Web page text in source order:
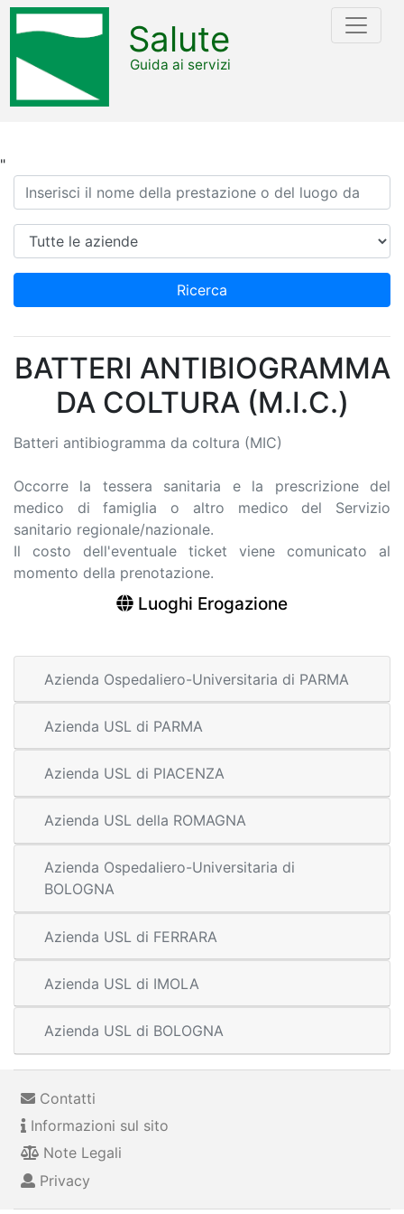
"
Salute
Guida ai servizi
Ricerca
Azienda
Ricerca
BATTERI ANTIBIOGRAMMA
DA COLTURA (M.I.C.)
Batteri antibiogramma da coltura (MIC)
Occorre la tessera sanitaria e la prescrizione del
medico di famiglia o altro medico del Servizio
sanitario regionale/nazionale.
Il costo dell'eventuale ticket viene comunicato al
momento della prenotazione.
Luoghi Erogazione
Azienda Ospedaliero-Universitaria di PARMA
Azienda USL di PARMA
Azienda USL di PIACENZA
Azienda USL della ROMAGNA
Azienda Ospedaliero-Universitaria di
BOLOGNA
Azienda USL di FERRARA
Azienda USL di IMOLA
Azienda USL di BOLOGNA
Contatti
Informazioni sul sito
Note Legali
Privacy